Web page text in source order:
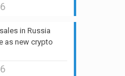
in Russia
as new crypto